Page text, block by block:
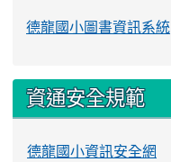
德龍國小圖書資訊系統
資通安全規範
德龍國小資訊安全網